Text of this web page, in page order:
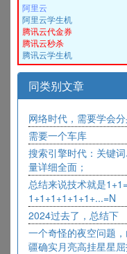
阿里云
阿里云学生机
腾讯云代金券
腾讯云秒杀
腾讯云学生机
同类别文章
网络时代，需要学会
需要一个车库
搜索引擎时代：关键
量详细全面；
总结来说技术就是
1+1+1+1+1+1+...=N
2024过去了，总结下
一个奇怪的夜空问题
疆确实月亮高挂星星